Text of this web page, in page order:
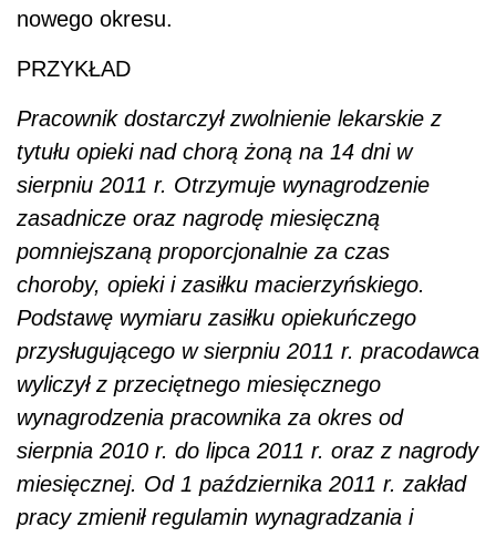
nowego okresu.
PRZYKŁAD
Pracownik dostarczył zwolnienie lekarskie z
tytułu opieki nad chorą żoną na 14 dni w
sierpniu 2011 r. Otrzymuje wynagrodzenie
zasadnicze oraz nagrodę miesięczną
pomniejszaną proporcjonalnie za czas
choroby, opieki i zasiłku macierzyńskiego.
Podstawę wymiaru zasiłku opiekuńczego
przysługującego w sierpniu 2011 r. pracodawca
wyliczył z przeciętnego miesięcznego
wynagrodzenia pracownika za okres od
sierpnia 2010 r. do lipca 2011 r. oraz z nagrody
miesięcznej. Od 1 października 2011 r. zakład
pracy zmienił regulamin wynagradzania i